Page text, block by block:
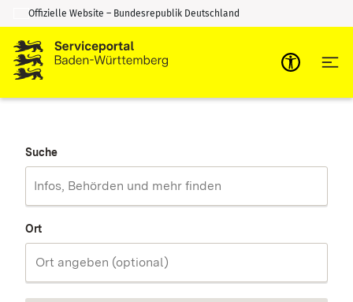
Zum Inhalt springen
Zur Suche springen
Offizielle Website – Bundesrepublik Deutschland
Suche
Ort